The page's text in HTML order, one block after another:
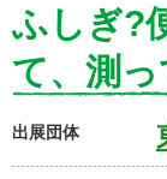
ふしぎ?
て、測
出展団体